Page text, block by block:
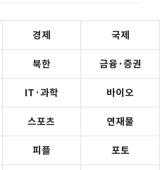
경제 국제
북한 금융·증권
IT·과학 바이오
스포츠 연재물
피플 포토